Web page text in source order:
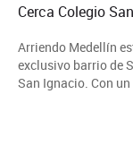
Cerca Colegio
Arriendo Medellín
exclusivo barrio de
San Ignacio. Con